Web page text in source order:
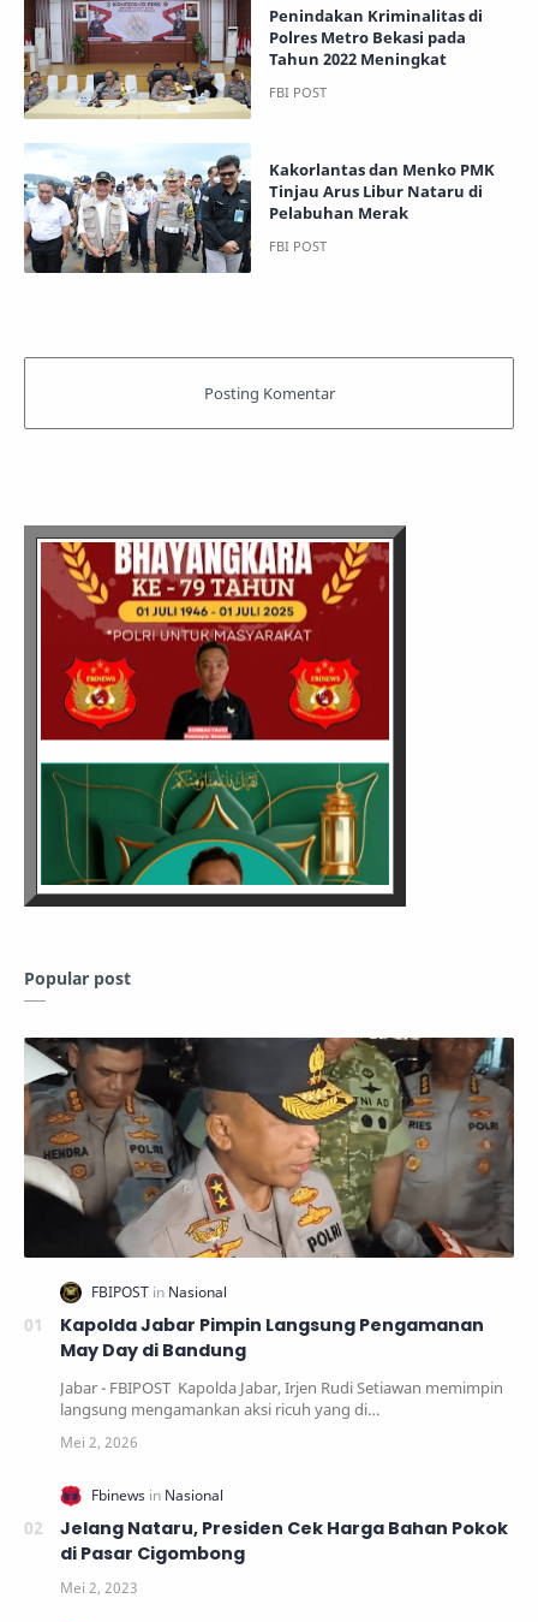
Penindakan Kriminalitas di
Polres Metro Bekasi pada
Tahun 2022 Meningkat
Kakorlantas dan Menko PMK
Tinjau Arus Libur Nataru di
Pelabuhan Merak
Popular post
Kapolda Jabar Pimpin Langsung Pengamanan
May Day di Bandung
Jabar - FBIPOST Kapolda Jabar, Irjen Rudi Setiawan memimpin
langsung mengamankan aksi ricuh yang di…
Jelang Nataru, Presiden Cek Harga Bahan Pokok
di Pasar Cigombong